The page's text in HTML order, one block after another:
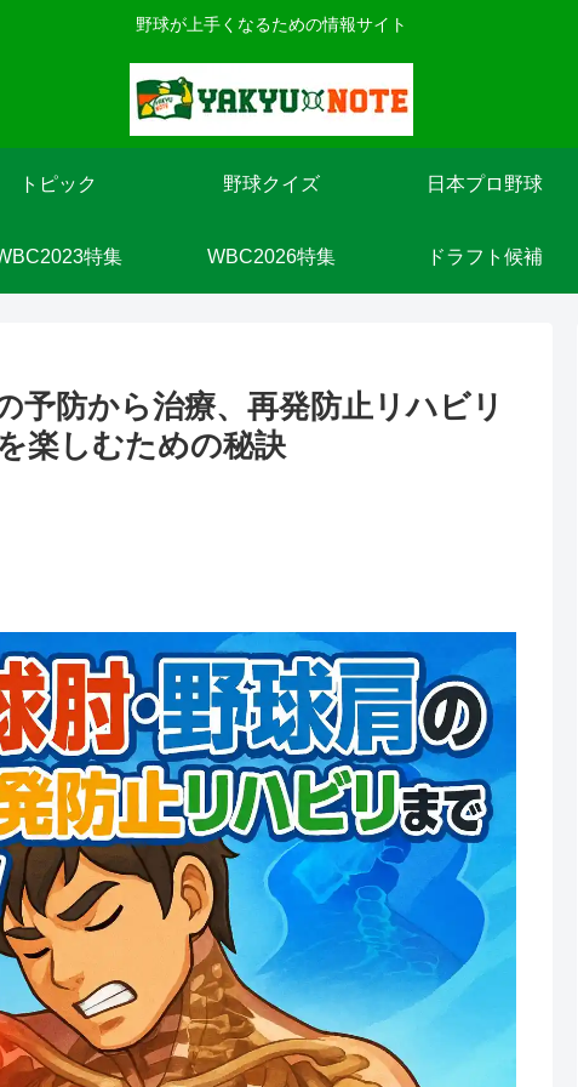
野球が上手くなるための情報サイト
トピック 野球クイズ 日本プロ野球
特集 WBC2026特集 ドラフト候補
予防から治療、再発防止リハビリ
楽しむための秘訣